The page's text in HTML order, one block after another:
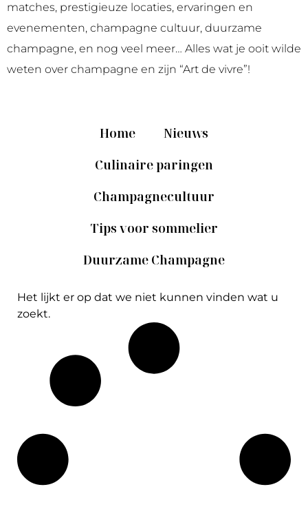
matches, prestigieuze locaties, ervaringen en
evenementen, champagne cultuur, duurzame
champagne, en nog veel meer… Alles wat je ooit wilde
weten over champagne en zijn “Art de vivre”!
Home
Nieuws
Culinaire paringen
Champagnecultuur
Tips voor sommelier
Duurzame Champagne
Het lijkt er op dat we niet kunnen vinden wat u
zoekt.